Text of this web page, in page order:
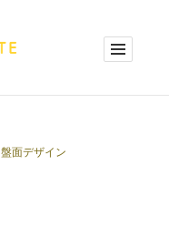
盤面デザイン